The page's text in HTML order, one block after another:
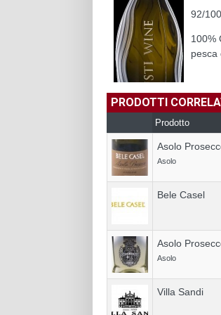
92/
100%
pesca
PRODOTTI
Prodotto
Asolo
Asolo
Bele Casel
Asolo
Asolo
Villa Sandi